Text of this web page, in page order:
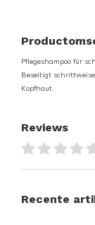
Pflegeshampoo für
Beseitigt
Kopfhaut.
Reviews
Recente